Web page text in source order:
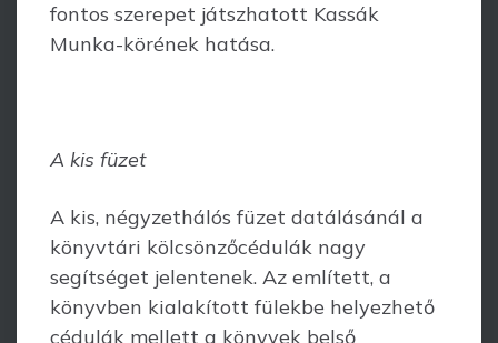
fontos szere­pet játszhatott Kassák
Munka-körének hatása.
A kis füzet
A kis, négyzethálós füzet datálásánál a
könyvtári kölcsönzőcédulák nagy
segítséget jelentenek. Az említett, a
könyvben kialakított fülekbe helyezhető
cédulák mellett a könyvek belső